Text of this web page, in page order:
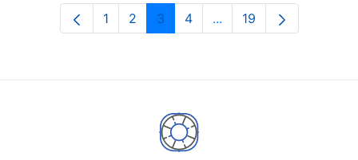
Orrialdea
1 Orrialdea
2 Orrialdea
3 Orrialdea
4 ...Intermediate Pages
Orrialdea
19